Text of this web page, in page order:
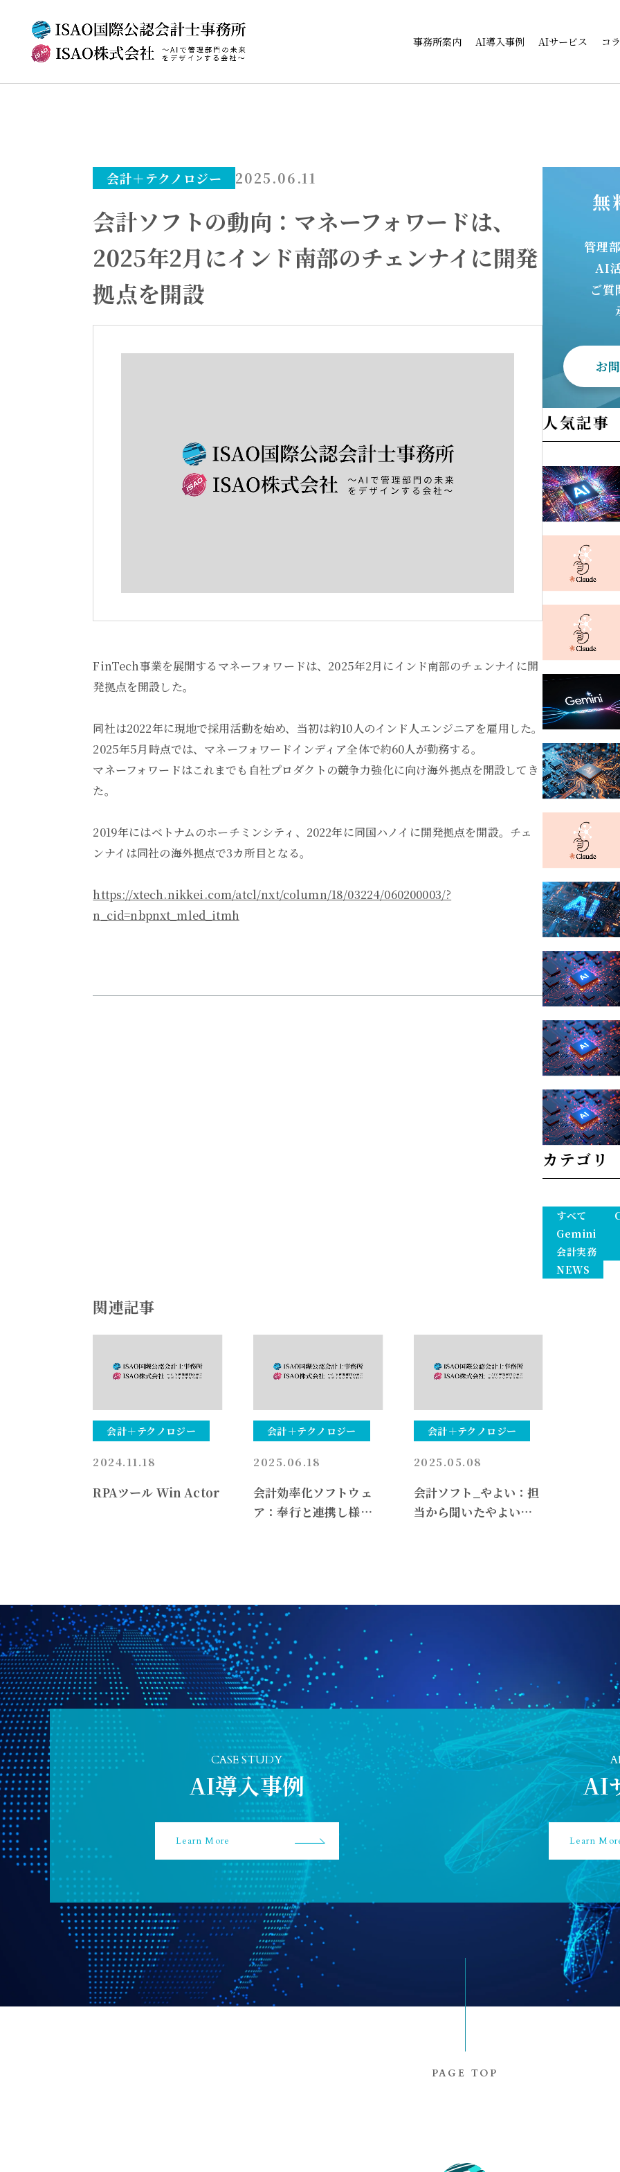
事務所案内 AI導入事例 AIサービス コ
会計＋テクノロジー 2025.06.11
会計ソフトの動向：マネーフォワードは、
2025年2月にインド南部のチェンナイに開発
拠点を開設
FinTech事業を展開するマネーフォワードは、2025年2月にインド南部のチェンナイに開
発拠点を開設した。
同社は2022年に現地で採用活動を始め、当初は約10人のインド人エンジニアを雇用した。
2025年5月時点では、マネーフォワードインディア全体で約60人が勤務する。
マネーフォワードはこれまでも自社プロダクトの競争力強化に向け海外拠点を開設してき
た。
2019年にはベトナムのホーチミンシティ、2022年に同国ハノイに開発拠点を開設。チェ
ンナイは同社の海外拠点で3カ所目となる。
https://xtech.nikkei.com/atcl/nxt/column/18/03224/060200003/?
n_cid=nbpnxt_mled_itmh
無
管理
AI
ご質
お
人気記事
カテゴリ
すべて
Gemini
会計実務
NEWS
関連記事
会計＋テクノロジー
2024.11.18
RPAツール Win Actor
会計＋テクノロジー
2025.06.18
会計効率化ソフトウェ
ア：奉行と連携し様々
会計＋テクノロジー
2025.05.08
会計ソフト_やよい：担
当から聞いたやよいのA
CASE STUDY
AI導入事例
Learn More
AI
Learn
PAGE TOP